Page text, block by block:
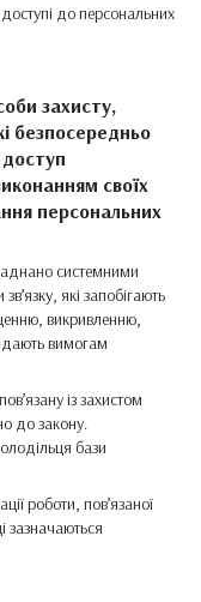
до персональних
захисту,
безпосередньо
своїх
персональних
системними
які запобігають
викривленню,
вимогам
із захистом
до закону.
бази
роботи, пов’язаної
зазначаються